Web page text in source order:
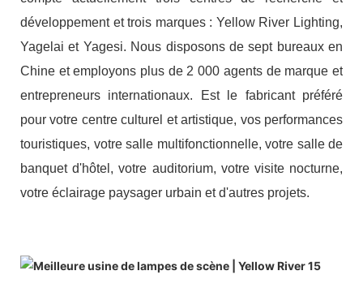
développement et trois marques : Yellow River Lighting,
Yagelai et Yagesi. Nous disposons de sept bureaux en
Chine et employons plus de 2 000 agents de marque et
entrepreneurs internationaux. Est le fabricant préféré
pour votre centre culturel et artistique, vos performances
touristiques, votre salle multifonctionnelle, votre salle de
banquet d'hôtel, votre auditorium, votre visite nocturne,
votre éclairage paysager urbain et d'autres projets.